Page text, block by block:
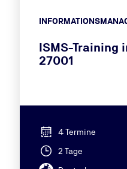
ISMS-Training
27001
4 Termine
2 Tage